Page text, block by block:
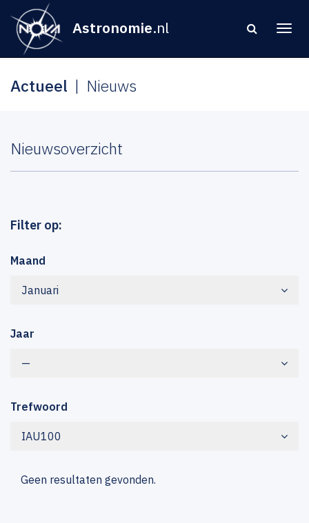
Astronomie.nl
Actueel Nieuws
Nieuwsoverzicht
Filter op:
Maand
Januari
Jaar
—
Trefwoord
IAU100
Geen resultaten gevonden.